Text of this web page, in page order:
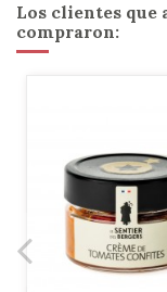
Los clientes
compraron: